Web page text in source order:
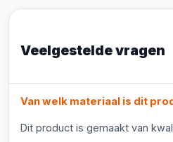
Veelgestelde vragen
Van welk materiaal is dit
Dit product is gemaakt van